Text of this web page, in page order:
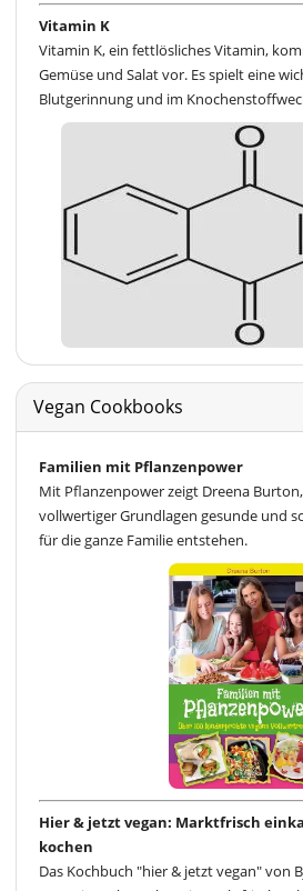
Vitamin K
Vitamin K, ein fettlösliches Vitamin,
Gemüse und Salat vor. Es spielt eine
Blutgerinnung und im
Vegan Cookbooks
Familien mit Pflanzenpower
Mit Pflanzenpower zeigt Dreena
vollwertiger Grundlagen gesunde und
für die ganze Familie entstehen.
Hier & jetzt vegan: Marktfrisch
kochen
Das Kochbuch "hier & jetzt vegan" von